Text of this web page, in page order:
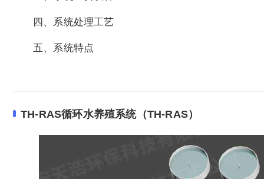
四、系统处理工艺
五、系统特点
TH-RAS循环水养殖系统（TH-RAS）